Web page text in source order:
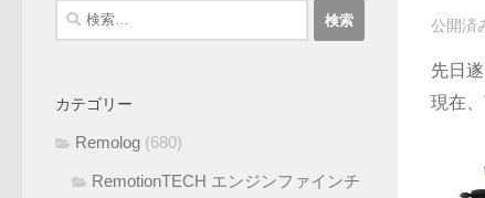
公開済
先日
現在、
検
索:
カテゴリー
Remolog (680)
RemotionTECH エンジンファインチ